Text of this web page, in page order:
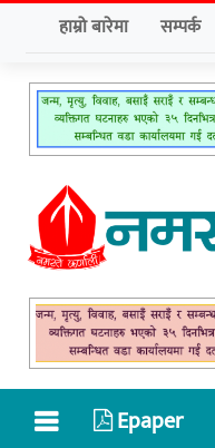
हाम्रो बारेमा सम्पर्क
Epaper